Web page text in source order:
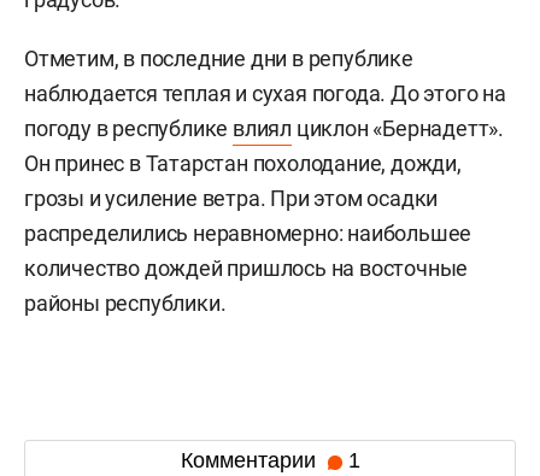
Отметим, в последние дни в републике
наблюдается теплая и сухая погода. До этого на
погоду в республике влиял циклон «Бернадетт».
Он принес в Татарстан похолодание, дожди,
грозы и усиление ветра. При этом осадки
распределились неравномерно: наибольшее
количество дождей пришлось на восточные
районы республики.
Комментарии 1